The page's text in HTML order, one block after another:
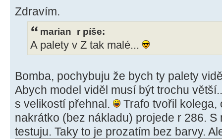
Zdravím.
marian_r píše:
A palety v Z tak malé...
Bomba, pochybuju že bych ty palety
Abych model viděl musí být trochu
s velikostí přehnal.
Trafo tvořil kolega,
nakrátko (bez nákladu) projede r 286. S
testuju. Taky to je prozatím bez barvy.